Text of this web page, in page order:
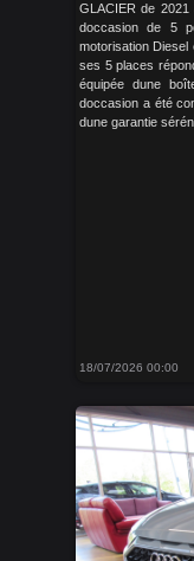
GLACIER de
doccasion de 5
motorisation
ses 5 places
équipée dune
doccasion a été
dune garantie
18/07/2026 00:00